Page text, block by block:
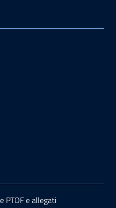
PTOF e allegati